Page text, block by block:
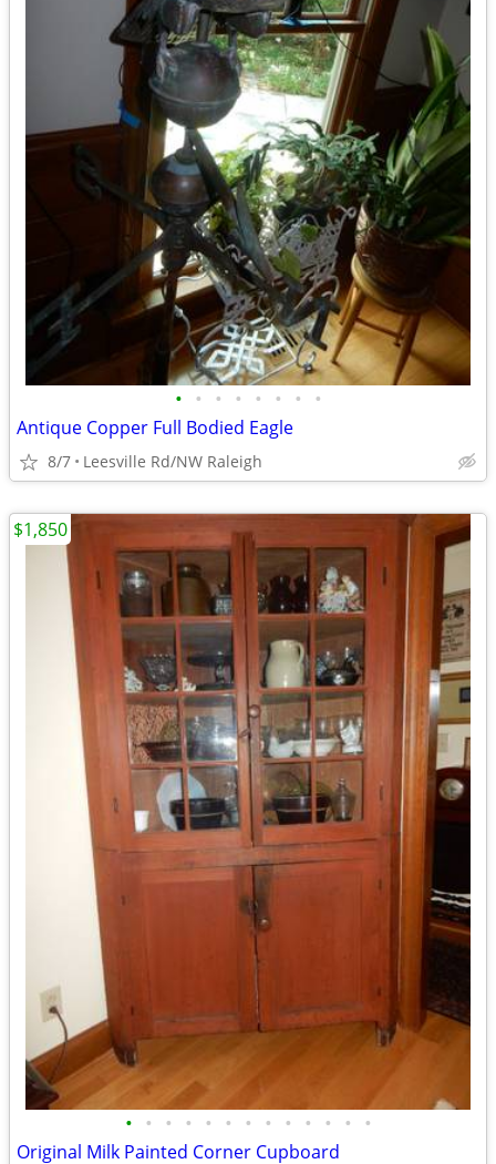
• • • • • • • •
Antique Copper Full Bodied Eagle
8/7 Leesville Rd/NW Raleigh
• • • • • • • • • • • • •
Original Milk Painted Corner Cupboard
$1,850